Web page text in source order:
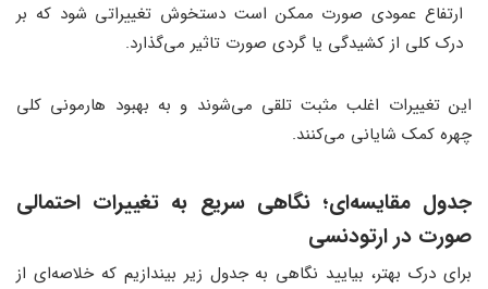
ارتفاع عمودی صورت ممکن است دستخوش تغییراتی شود که بر
درک کلی از کشیدگی یا گردی صورت تاثیر می‌گذارد.
این تغییرات اغلب مثبت تلقی می‌شوند و به بهبود هارمونی کلی
چهره کمک شایانی می‌کنند.
جدول مقایسه‌ای؛ نگاهی سریع به تغییرات احتمالی
صورت در ارتودنسی
برای درک بهتر، بیایید نگاهی به جدول زیر بیندازیم که خلاصه‌ای از